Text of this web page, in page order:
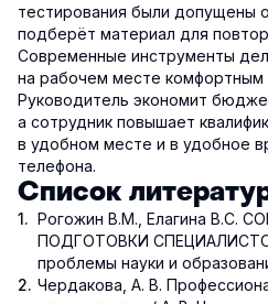
тестирования были допущены
подберёт материал для
Современные инструменты
на рабочем месте комфортным
Руководитель экономит
а сотрудник повышает
в удобном месте и в удобное
телефона.
Список
Рогожин В.М., Елагина В.С.
ПОДГОТОВКИ
проблемы науки и
Чердакова, А. В.